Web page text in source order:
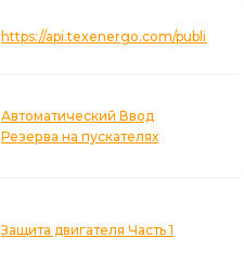
https://api.texenergo.com/public/
Автоматический Ввод
Резерва на пускателях
Защита двигателя Часть 1